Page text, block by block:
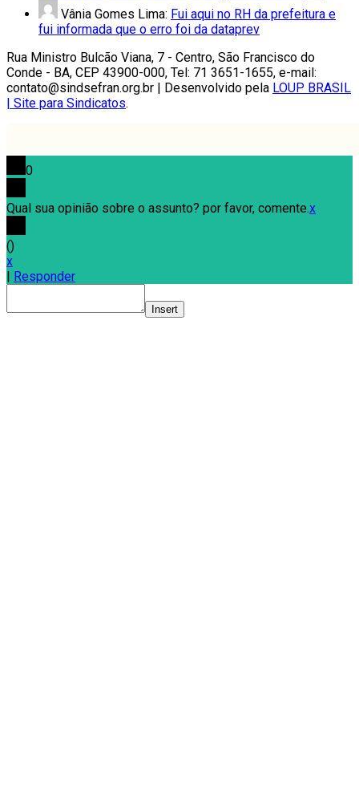
Vânia Gomes Lima: Fui aqui no RH da prefeitura e
fui informada que o erro foi da dataprev
Rua Ministro Bulcão Viana, 7 - Centro, São Francisco do
Conde - BA, CEP 43900-000, Tel: 71 3651-1655, e-mail:
contato@sindsefran.org.br | Desenvolvido pela LOUP BRASIL
| Site para Sindicatos.
0
Qual sua opinião sobre o assunto? por favor, comente.x
()
x
| Responder
Insert